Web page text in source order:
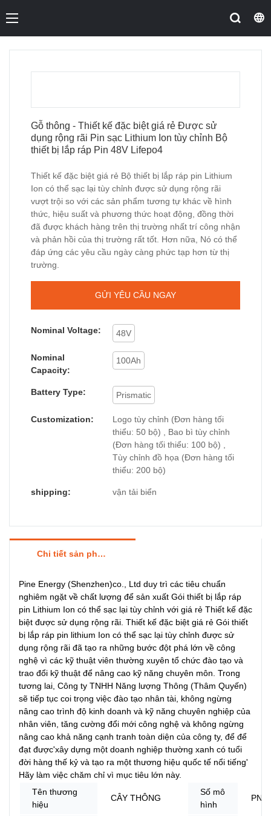
Gỗ thông - Thiết kế đặc biệt giá rẻ Được sử
dụng rộng rãi Pin sạc Lithium Ion tùy chỉnh Bộ
thiết bị lắp ráp Pin 48V Lifepo4
Thiết kế đặc biệt giá rẻ Bộ thiết bị lắp ráp pin Lithium
Ion có thể sạc lại tùy chỉnh được sử dụng rộng rãi
vượt trội so với các sản phẩm tương tự khác về hình
thức, hiệu suất và phương thức hoạt động, đồng thời
đã được khách hàng trên thị trường nhất trí công nhận
và phản hồi của thị trường rất tốt. Hơn nữa, Nó có thể
đáp ứng các yêu cầu ngày càng phức tạp hơn từ thị
trường.
GỬI YÊU CẦU NGAY
Nominal Voltage: 48V
Nominal
Capacity:
100Ah
Battery Type: Prismatic
Customization:
Logo tùy chỉnh (Đơn hàng tối
thiểu: 50 bộ) , Bao bì tùy chỉnh
(Đơn hàng tối thiểu: 100 bộ) ,
Tùy chỉnh đồ họa (Đơn hàng tối
thiểu: 200 bộ)
shipping: vận tải biển
Chi tiết sản phẩm
Pine Energy (Shenzhen)co., Ltd duy trì các tiêu chuẩn
nghiêm ngặt về chất lượng để sản xuất Gói thiết bị lắp ráp
pin Lithium Ion có thể sạc lại tùy chỉnh với giá rẻ Thiết kế đặc
biệt được sử dụng rộng rãi. Thiết kế đặc biệt giá rẻ Gói thiết
bị lắp ráp pin lithium Ion có thể sạc lại tùy chỉnh được sử
dụng rộng rãi đã tạo ra những bước đột phá lớn về công
nghệ vì các kỹ thuật viên thường xuyên tổ chức đào tạo và
trao đổi kỹ thuật để nâng cao kỹ năng chuyên môn. Trong
tương lai, Công ty TNHH Năng lượng Thông (Thâm Quyến)
sẽ tiếp tục coi trọng việc đào tạo nhân tài, không ngừng
nâng cao trình độ kinh doanh và kỹ năng chuyên nghiệp của
nhân viên, tăng cường đổi mới công nghệ và không ngừng
nâng cao khả năng cạnh tranh toàn diện của công ty, để để
đạt được'xây dựng một doanh nghiệp thường xanh có tuổi
đời hàng thế kỷ và tạo ra một thương hiệu quốc tế nổi tiếng'
Hãy làm việc chăm chỉ vì mục tiêu lớn này.
Tên thương
hiệu
CÂY THÔNG
Số mô
hình
PN-